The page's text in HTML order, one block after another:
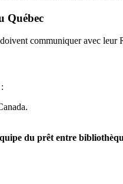
Québec
communiquer avec
:
du prêt entre